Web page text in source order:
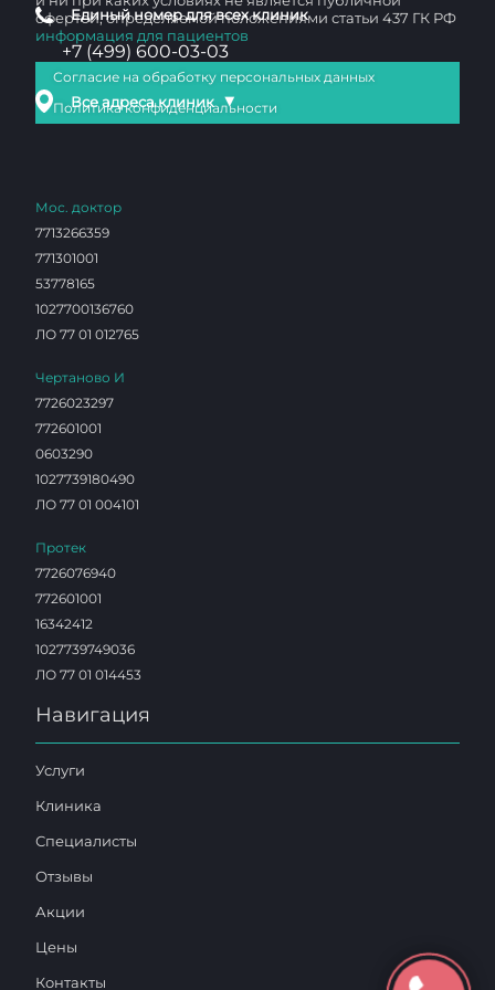
Единый номер для всех клиник
+7 (499) 600-03-03
Все адреса клиник ▼
офертой, определяемой положениями статьи 437 ГК РФ
информация для пациентов
Согласие на обработку персональных данных
Политика конфиденциальности
Мос. доктор
7713266359
771301001
53778165
1027700136760
ЛО 77 01 012765
Чертаново И
7726023297
772601001
0603290
1027739180490
ЛО 77 01 004101
Протек
7726076940
772601001
16342412
1027739749036
ЛО 77 01 014453
Навигация
Услуги
Клиника
Специалисты
Отзывы
Акции
Цены
Контакты